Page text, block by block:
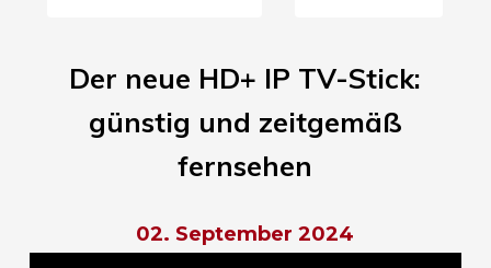
Der neue HD+ IP TV-Stick:
günstig und zeitgemäß
fernsehen
02. September 2024